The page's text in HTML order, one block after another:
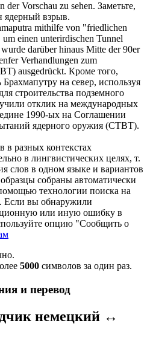
der Vorschau zu sehen. Заметьте,
ядерный взрыв.
mithilfe von "friedlichen
einen unterirdischen Tunnel
darüber hinaus Mitte der 90er
Verhandlungen zum
ausgedrückt. Кроме того,
на север, используя
строительства подземного
отклик на международных
1990-ых на Соглашении
ядерного оружия (CTBT).
в разных контекстах
в лингвистических целях, т.
слов в одном языке и вариантов
собраны автоматически
технологии поиска на
Если вы обнаружили
или иную ошибку в
опцию "Сообщить о
5000 символов за один раз.
и перевод
немецкий ↔